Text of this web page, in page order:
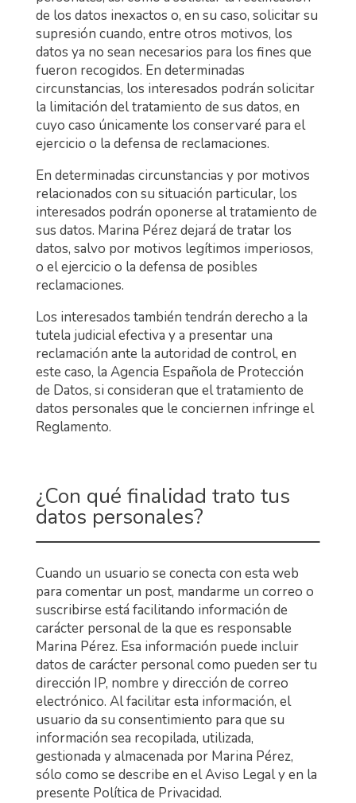
de los datos inexactos o, en su caso, solicitar su
supresión cuando, entre otros motivos, los
datos ya no sean necesarios para los fines que
fueron recogidos. En determinadas
circunstancias, los interesados podrán solicitar
la limitación del tratamiento de sus datos, en
cuyo caso únicamente los conservaré para el
ejercicio o la defensa de reclamaciones.
En determinadas circunstancias y por motivos
relacionados con su situación particular, los
interesados podrán oponerse al tratamiento de
sus datos. Marina Pérez dejará de tratar los
datos, salvo por motivos legítimos imperiosos,
o el ejercicio o la defensa de posibles
reclamaciones.
Los interesados también tendrán derecho a la
tutela judicial efectiva y a presentar una
reclamación ante la autoridad de control, en
este caso, la Agencia Española de Protección
de Datos, si consideran que el tratamiento de
datos personales que le conciernen infringe el
Reglamento.
¿Con qué finalidad trato tus
datos personales?
Cuando un usuario se conecta con esta web
para comentar un post, mandarme un correo o
suscribirse está facilitando información de
carácter personal de la que es responsable
Marina Pérez. Esa información puede incluir
datos de carácter personal como pueden ser tu
dirección IP, nombre y dirección de correo
electrónico. Al facilitar esta información, el
usuario da su consentimiento para que su
información sea recopilada, utilizada,
gestionada y almacenada por Marina Pérez,
sólo como se describe en el Aviso Legal y en la
presente Política de Privacidad.